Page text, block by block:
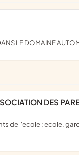
LE DOMAINE
DES